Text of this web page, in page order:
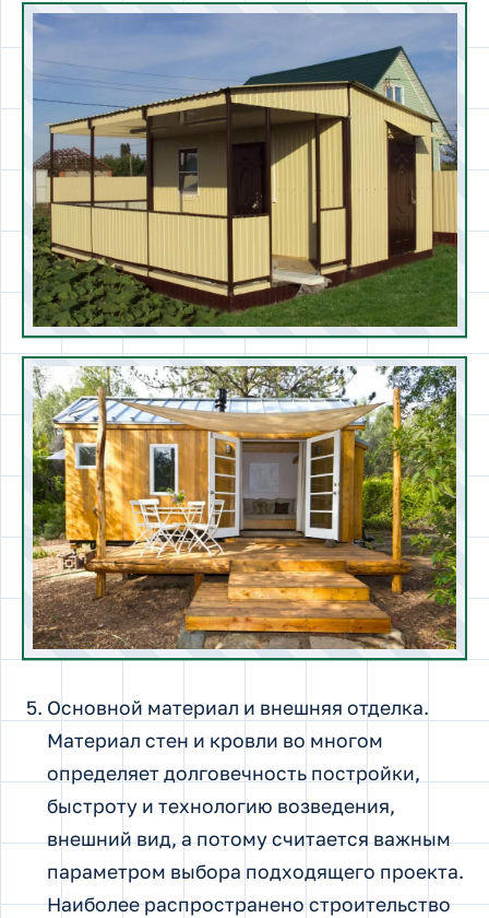
Основной материал и внешняя отделка.
Материал стен и кровли во многом
определяет долговечность постройки,
быстроту и технологию возведения,
внешний вид, а потому считается важным
параметром выбора подходящего проекта.
Наиболее распространено строительство